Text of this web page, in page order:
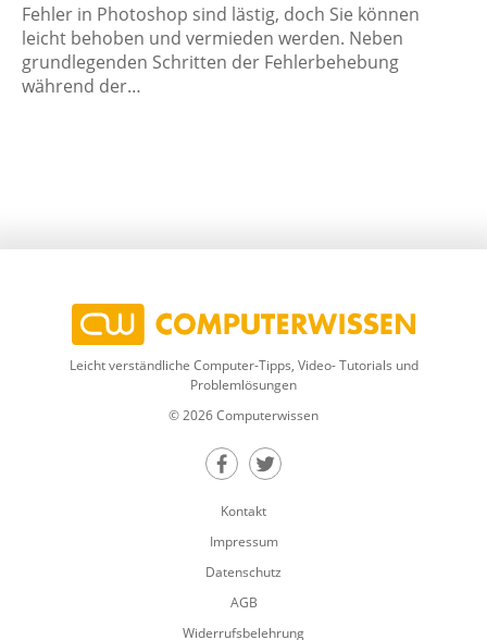
Fehler in Photoshop sind lästig, doch Sie können
leicht behoben und vermieden werden. Neben
grundlegenden Schritten der Fehlerbehebung
während der…
Leicht verständliche Computer-Tipps, Video- Tutorials und
Problemlösungen
© 2026 Computerwissen
Teilen auf Facebook
Teilen auf Twitter
Kontakt
Impressum
Datenschutz
AGB
Widerrufsbelehrung